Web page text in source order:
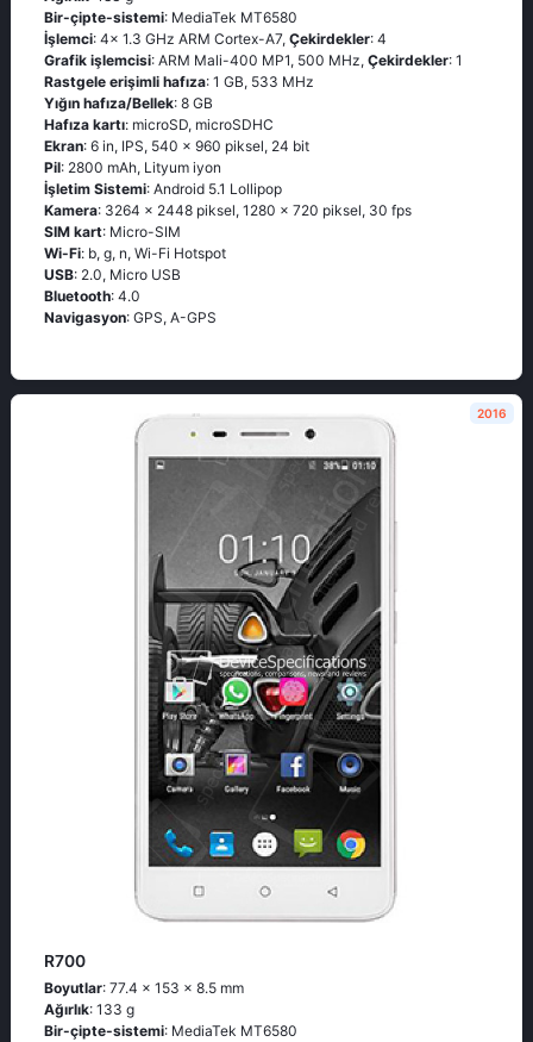
Bir-çipte-sistemi: MediaTek MT6580
İşlemci: 4x 1.3 GHz ARM Cortex-A7, Çekirdekler: 4
Grafik işlemcisi: ARM Mali-400 MP1, 500 MHz, Çekirdekler: 1
Rastgele erişimli hafıza: 1 GB, 533 MHz
Yığın hafıza/Bellek: 8 GB
Hafıza kartı: microSD, microSDHC
Ekran: 6 in, IPS, 540 x 960 piksel, 24 bit
Pil: 2800 mAh, Lityum iyon
İşletim Sistemi: Android 5.1 Lollipop
Kamera: 3264 x 2448 piksel, 1280 x 720 piksel, 30 fps
SIM kart: Micro-SIM
Wi-Fi: b, g, n, Wi-Fi Hotspot
USB: 2.0, Micro USB
Bluetooth: 4.0
Navigasyon: GPS, A-GPS
2016
R700
Boyutlar: 77.4 x 153 x 8.5 mm
Ağırlık: 133 g
Bir-çipte-sistemi: MediaTek MT6580